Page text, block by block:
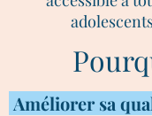
Améliorer sa